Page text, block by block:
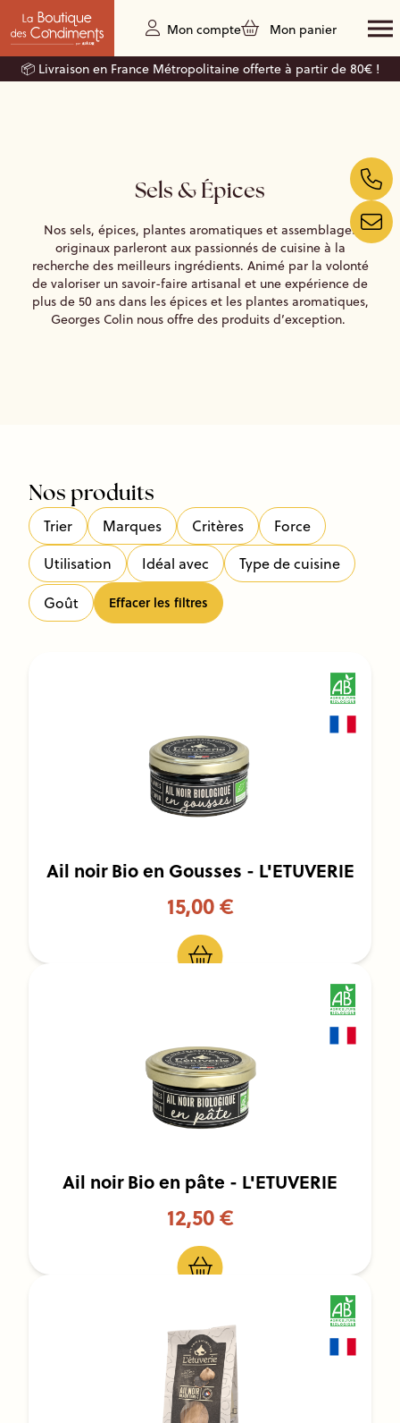
Mon compte Mon panier
📦 Livraison en France Métropolitaine offerte à partir de 80€ !
Sels & Épices
Nos sels, épices, plantes aromatiques et assemblages
originaux parleront aux passionnés de cuisine à la
recherche des meilleurs ingrédients. Animé par la volonté
de valoriser un savoir-faire artisanal et une expérience de
plus de 50 ans dans les épices et les plantes aromatiques,
Georges Colin nous offre des produits d’exception.
Nos produits
Trier Marques Critères
Force
Utilisation
Idéal avec
Type de cuisine
Goût
Effacer les filtres
Ail noir Bio en Gousses - L'ETUVERIE
15,00 €
Ail noir Bio en pâte - L'ETUVERIE
12,50 €